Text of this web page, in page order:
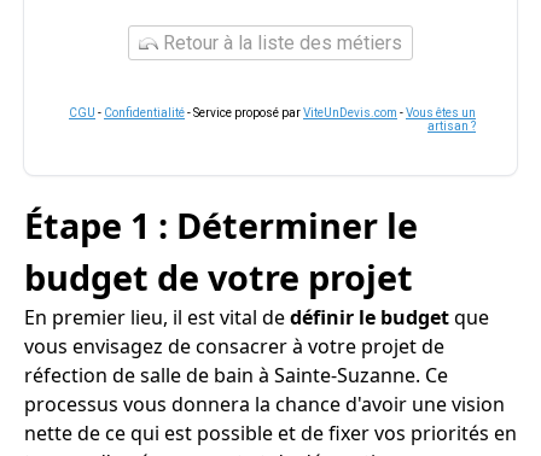
Retour à la liste des métiers
CGU - Confidentialité- Service proposé parViteUnDevis.com -Vous êtes un
artisan ?
Étape 1 : Déterminer le
budget de votre projet
En premier lieu, il est vital dedéfinir le budgetque
vous envisagez de consacrer à votre projet de
réfection de salle de bain à Sainte-Suzanne. Ce
processus vous donnera la chance d'avoir une vision
nette de ce qui est possible et de fixer vos priorités en